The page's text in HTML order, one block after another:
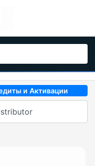
и Активации